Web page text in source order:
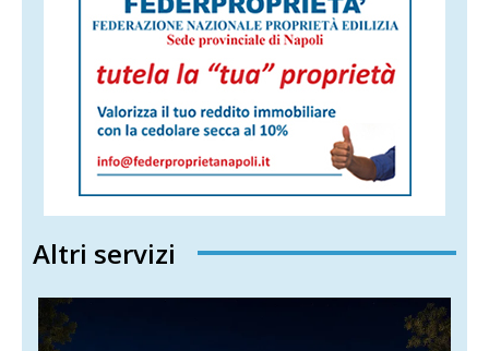
Altri servizi